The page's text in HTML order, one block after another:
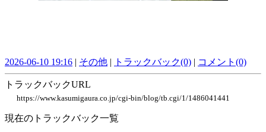
2026-06-10 19:16 | その他 | トラックバック(0) | コメント(0)
トラックバックURL
https://www.kasumigaura.co.jp/cgi-bin/blog/tb.cgi/1/1486041441
現在のトラックバック一覧